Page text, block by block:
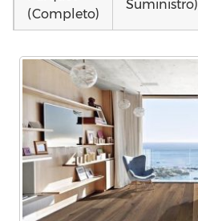
(Completo)
Suministro)
parquet o
Tarima
Local
Comercial
parquet o
Tarima
Vivienda